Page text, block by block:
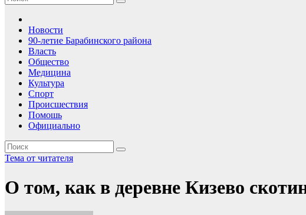
Новости
90-летие Барабинского района
Власть
Общество
Медицина
Культура
Спорт
Происшествия
Помошь
Официально
Тема от читателя
О том, как в деревне Кизево